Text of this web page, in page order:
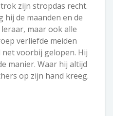
zijn stropdas recht.
de maanden en de
maar ook alle
verliefde meiden
voorbij gelopen. Hij
manier. Waar hij altijd
op zijn hand kreeg.